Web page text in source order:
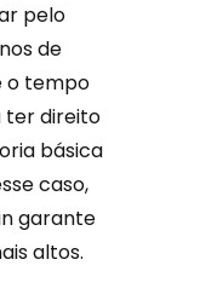
pelo
de
o tempo
ter direito
básica
caso,
garante
altos.